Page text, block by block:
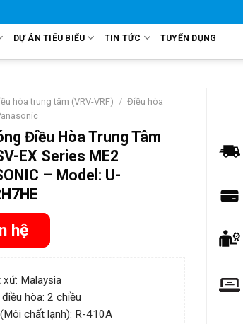
DỰ ÁN TIÊU BIỂU TIN TỨC TUYỂN DỤNG
hòa trung tâm (VRV-VRF) / Điều hòa
Điều Hòa Trung Tâm
EX Series ME2
– Model: U-
hệ
xứ: Malaysia
hòa: 2 chiều
chất lạnh): R-410A